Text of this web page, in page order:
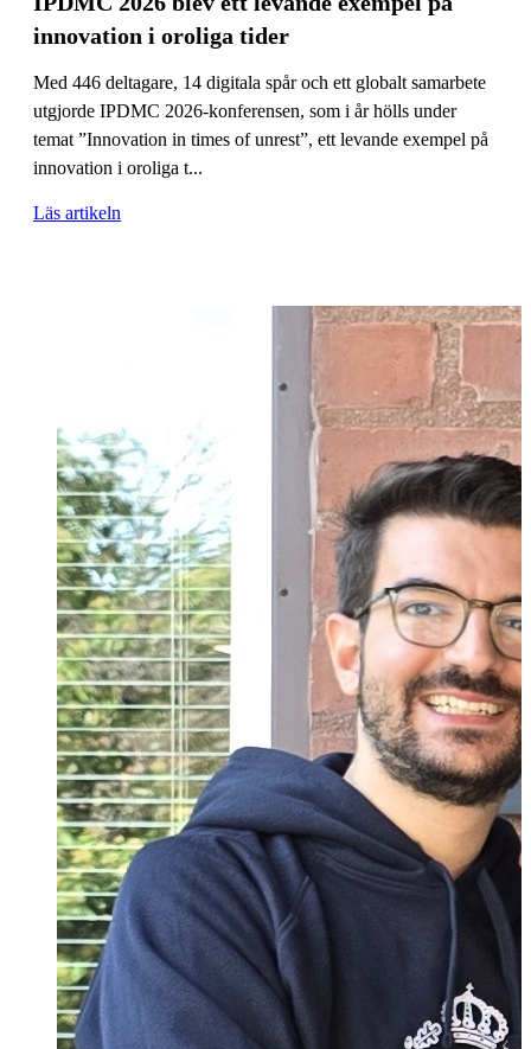
innovation i oroliga tider
Med 446 deltagare, 14 digitala spår och ett globalt samarbete
utgjorde IPDMC 2026-konferensen, som i år hölls under
temat ”Innovation in times of unrest”, ett levande exempel på
innovation i oroliga t...
Läs artikeln